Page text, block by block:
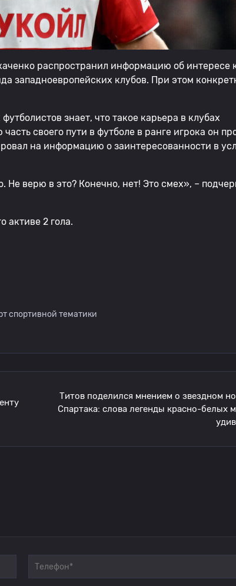
распространил информацию об интересе
западноевропейских клубов. При этом
знает, что такое карьера в клубах
своего пути в футболе в ранге игрока он
на информацию о заинтересованности в
верю в это? Конечно, нет! Это смех», –
активе 2 гола.
спортивной тематики
Титов поделился мнением о звездном
Спартака: слова легенды красно-белых